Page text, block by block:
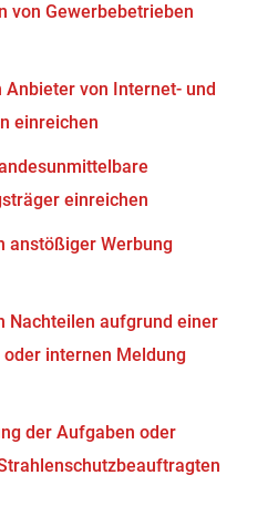
von Gewerbebetrieben
Anbieter von Internet- und
einreichen
einreichen
anstößiger Werbung
Nachteilen aufgrund einer
internen Meldung
der Aufgaben oder